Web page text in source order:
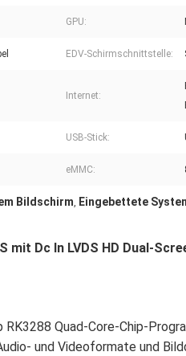
GPU:
EDV-Schirmschnittstelle:
Internet:
USB-Stick:
eMMC:
Bildschirm, Eingebettete
mit Dc In LVDS HD Dual-
RK3288 Quad-Core-Chip-
und Videoformate und